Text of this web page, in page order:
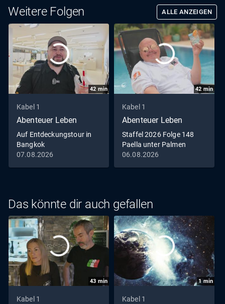
Weitere Folgen ALLE ANZEIGEN
42 min
Kabel 1
Abenteuer Leben
Auf Entdeckungstour in
Bangkok
07.08.2026
42 min
Kabel 1
Abenteuer Leben
Staffel 2026 Folge 148
Paella unter Palmen
06.08.2026
Das könnte dir auch gefallen
43 min
Kabel 1
1 min
Kabel 1